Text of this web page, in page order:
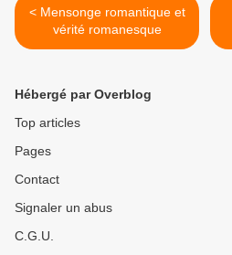
< Mensonge romantique et
vérité romanesque
Hébergé par Overblog
Top articles
Pages
Contact
Signaler un abus
C.G.U.